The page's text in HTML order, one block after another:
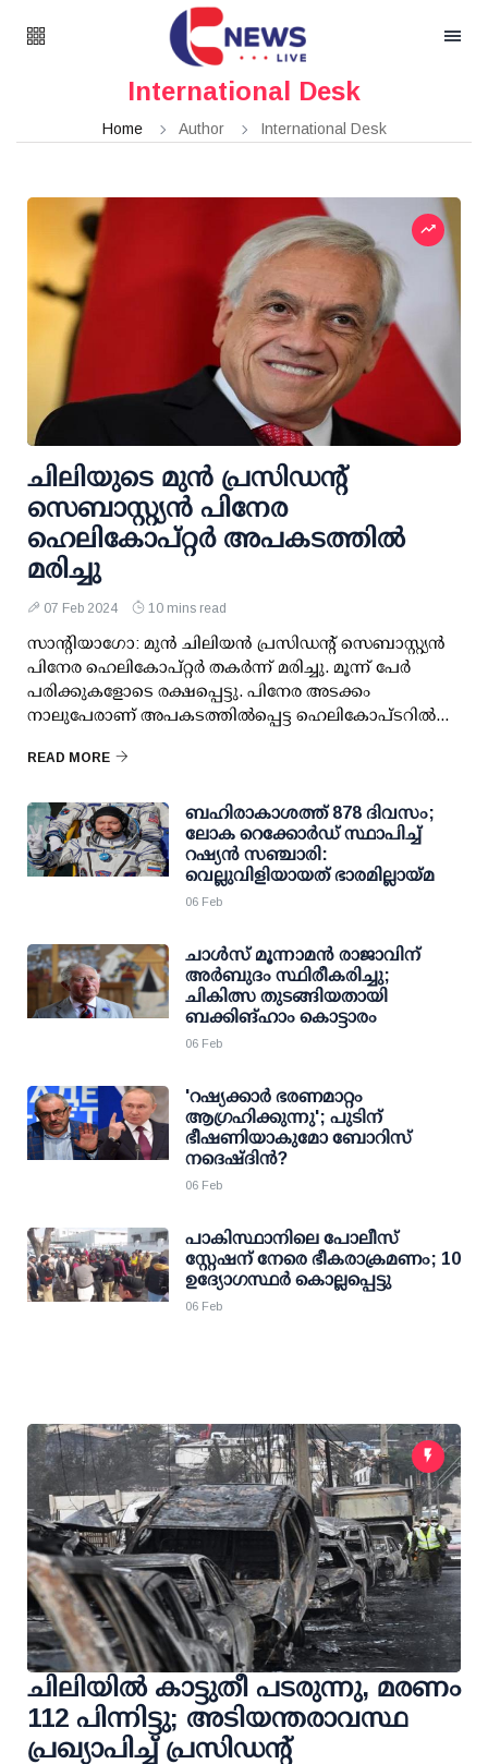
International Desk
Home Author International Desk
ചിലിയുടെ മുൻ പ്രസിഡന്റ്
സെബാസ്റ്റ്യൻ പിനേര
ഹെലികോപ്റ്റർ അപകടത്തിൽ
മരിച്ചു
07 Feb 2024 10 mins read
സാൻ്റിയാഗോ: മുന്‍ ചിലിയന്‍ പ്രസിഡന്റ് സെബാസ്റ്റ്യന്‍
പിനേര ഹെലികോപ്റ്റര്‍ തകര്‍ന്ന് മരിച്ചു. മൂന്ന് പേര്‍
പരിക്കുകളോടെ രക്ഷപ്പെട്ടു. പിനേര അടക്കം
നാലുപേരാണ് അപകടത്തില്‍പ്പെട്ട ഹെലികോപ്ടറില്‍...
READ MORE
ബഹിരാകാശത്ത് 878 ദിവസം;
ലോക റെക്കോര്‍ഡ് സ്ഥാപിച്ച്
റഷ്യന്‍ സഞ്ചാരി:
വെല്ലുവിളിയായത് ഭാരമില്ലായ്മ
06 Feb
ചാള്‍സ് മൂന്നാമന്‍ രാജാവിന്
അര്‍ബുദം സ്ഥിരീകരിച്ചു;
ചികിത്സ തുടങ്ങിയതായി
ബക്കിങ്ഹാം കൊട്ടാരം
06 Feb
'റഷ്യക്കാര്‍ ഭരണമാറ്റം
ആഗ്രഹിക്കുന്നു'; പുടിന്
ഭീഷണിയാകുമോ ബോറിസ്
നദെഷ്ദിന്‍?
06 Feb
പാകിസ്ഥാനിലെ പോലീസ്
സ്റ്റേഷന് നേരെ ഭീകരാക്രമണം; 10
ഉദ്യോഗസ്ഥര്‍ കൊല്ലപ്പെട്ടു
06 Feb
ചിലിയില്‍ കാട്ടുതീ പടരുന്നു, മരണം
112 പിന്നിട്ടു; അടിയന്തരാവസ്ഥ
പ്രഖ്യാപിച്ച് പ്രസിഡന്റ്